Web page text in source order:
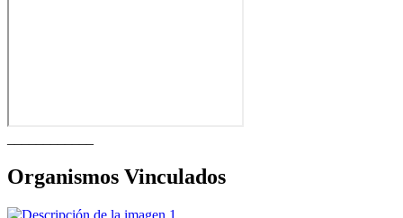
Organismos Vinculados